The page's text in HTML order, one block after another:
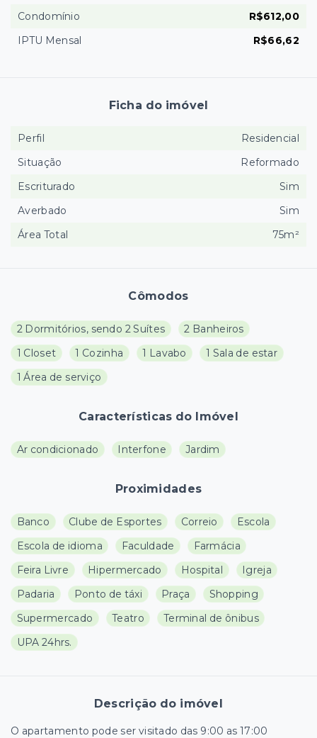
Cômodos
2 Dormitórios, sendo 2 Suítes
2 Banheiros
1 Closet
1 Cozinha 1 Lavabo
1 Sala de estar
1 Área de serviço
Características do Imóvel
Ar condicionado Interfone Jardim
Proximidades
Banco Clube de Esportes Correio
Escola
Escola de idioma
Faculdade
Farmácia
Feira Livre
Hipermercado Hospital
Igreja
Padaria
Ponto de táxi Praça
Shopping
Supermercado
Teatro
Terminal de ônibus
UPA 24hrs.
Descrição do imóvel
O apartamento pode ser visitado das 9:00 as 17:00
Condomínio
R$612,00
IPTU Mensal
R$66,62
Ficha do imóvel
Perfil
Residencial
Situação
Reformado
Escriturado
Sim
Averbado
Sim
Área Total
75m²